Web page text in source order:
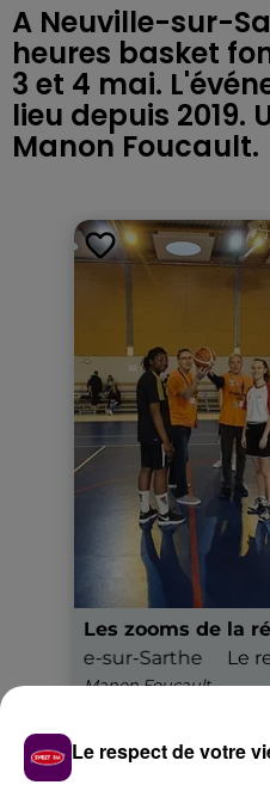
A Neuville-sur-
heures basket
3 et 4 mai.
lieu depuis 2019.
Manon Foucault.
Le respect de votre